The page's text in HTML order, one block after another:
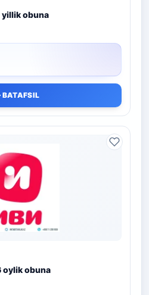
yillik obuna
BATAFSIL
oylik obuna